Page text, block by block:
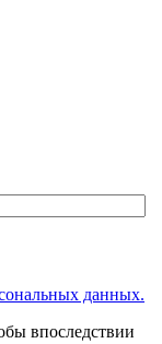
данных.
впоследствии